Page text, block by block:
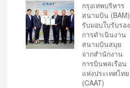
กรุงเทพบริหาร
สนามบิน (BAM)
รับมอบใบรับรอง
การดำเนินงาน
สนามบินสมุย
จากสำนักงาน
การบินพลเรือน
แห่งประเทศไทย
(CAAT)